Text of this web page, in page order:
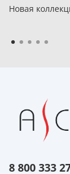
Новая
8 800 333